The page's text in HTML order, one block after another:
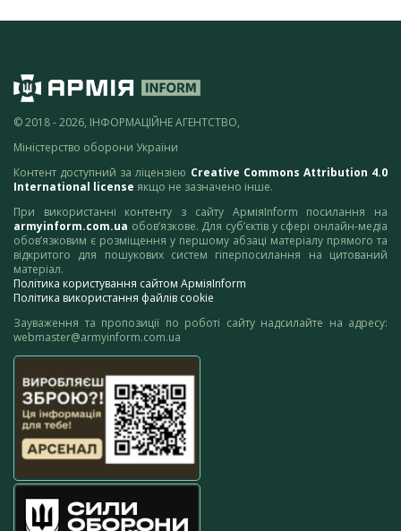
© 2018 - 2026, ІНФОРМАЦІЙНЕ АГЕНТСТВО,
Міністерство оборони України
Контент доступний за ліцензією Creative Commons Attribution 4.0
International license якщо не зазначено інше.
При використанні контенту з сайту АрміяInform посилання на
armyinform.com.ua обов’язкове. Для суб’єктів у сфері онлайн-медіа
обов’язковим є розміщення у першому абзаці матеріалу прямого та
відкритого для пошукових систем гіперпосилання на цитований
матеріал.
Політика користування сайтом АрміяInform
Політика використання файлів cookie
Зауваження та пропозиції по роботі сайту надсилайте на адресу:
webmaster@armyinform.com.ua